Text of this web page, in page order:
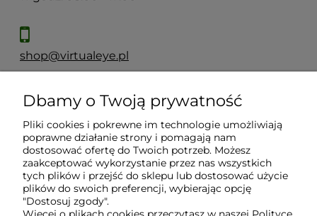
shop@virtualeye.pl
Moje konto
Płatności i dostawa
Informacje
Dbamy o Twoją prywatność
Pliki cookies i pokrewne im technologie umożliwiają
poprawne działanie strony i pomagają nam
dostosować ofertę do Twoich potrzeb. Możesz
zaakceptować wykorzystanie przez nas wszystkich
tych plików i przejść do sklepu lub dostosować użycie
plików do swoich preferencji, wybierając opcję
"Dostosuj zgody".